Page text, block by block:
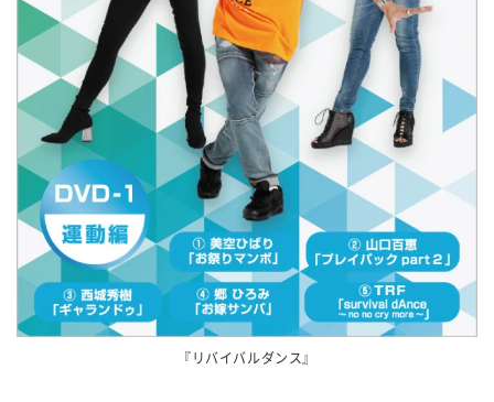
『リバイバルダンス』